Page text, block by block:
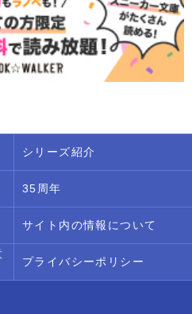
シリーズ紹介
35周年
サイト内の情報について
プライバシーポリシー